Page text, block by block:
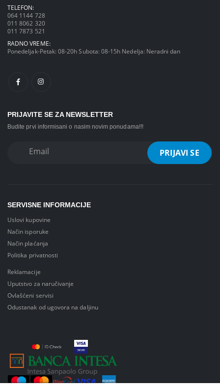
TELEFON:
064 1144 728
011 8062 320
011 7873 521
RADNO VREME:
Ponedeljak-Petak: 08-20h Subota: 08-15h Nedelja: Neradni dan
PRIJAVITE SE ZA NEWSLETTER
Budite prvi informisani o nasim novim ponudama!!!
SERVISNE INFORMACIJE
Uslovi kupovine
Način isporuke
Način plaćanja
Politika privatnosti
Reklamacije
Uputstvo za naručivanje
Ovlašćeni servisi
Odustanak od ugovora na daljinu